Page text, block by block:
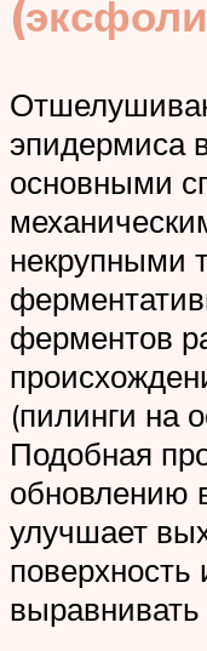
эпидермиса
основными
некрупными
ферментов
(пилинги на
Подобная
обновлению
улучшает
поверхность